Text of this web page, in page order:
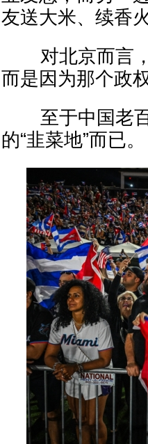
友送大米、续香火
对北京而言，
而是因为那个政
至于中国老百
的“韭菜地”而已。